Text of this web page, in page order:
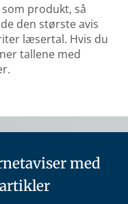
produkt, så
den største avis
læsertal. Hvis du
tallene med
med